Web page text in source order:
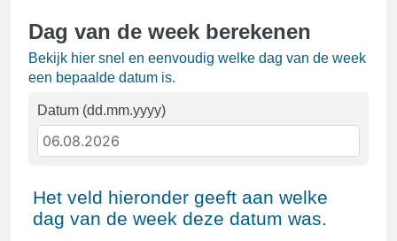
Dag van de week berekenen
Bekijk hier snel en eenvoudig welke dag van de week
een bepaalde datum is.
Datum (dd.mm.yyyy)
Het veld hieronder geeft aan welke
dag van de week deze datum was.